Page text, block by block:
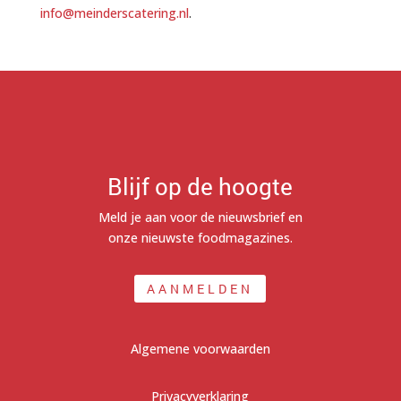
info@meinderscatering.nl.
Blijf op de hoogte
Meld je aan voor de nieuwsbrief en
onze nieuwste foodmagazines.
AANMELDEN
Algemene voorwaarden
Privacyverklaring